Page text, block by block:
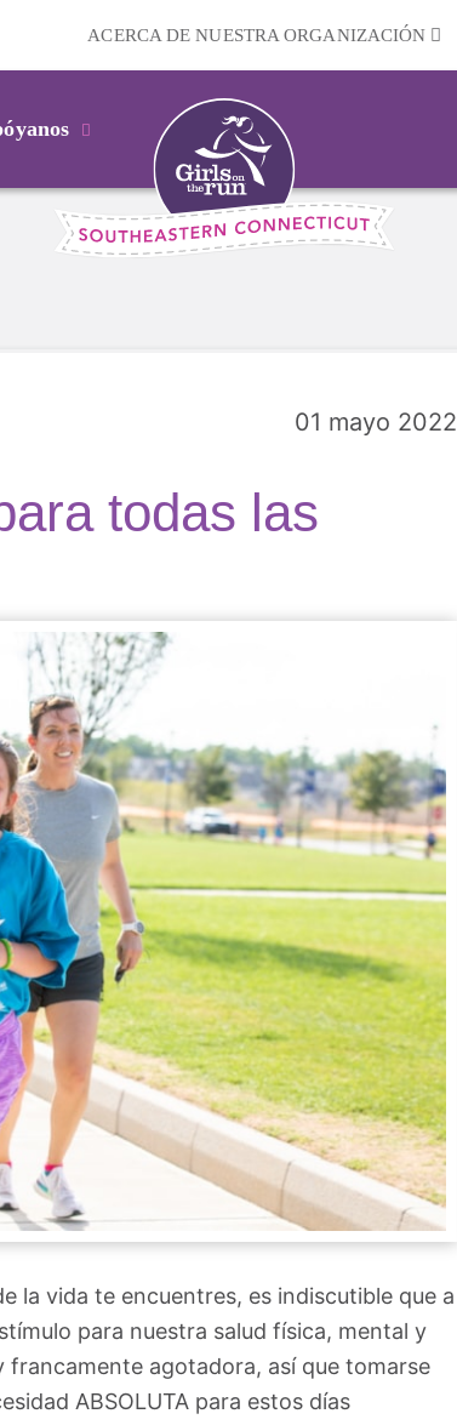
ACERCA DE NUESTRA ORGANIZACIÓN
01 mayo 2022
todas las
la vida te encuentres, es indiscutible que a
para nuestra salud física, mental y
francamente agotadora, así que tomarse
ABSOLUTA para estos días